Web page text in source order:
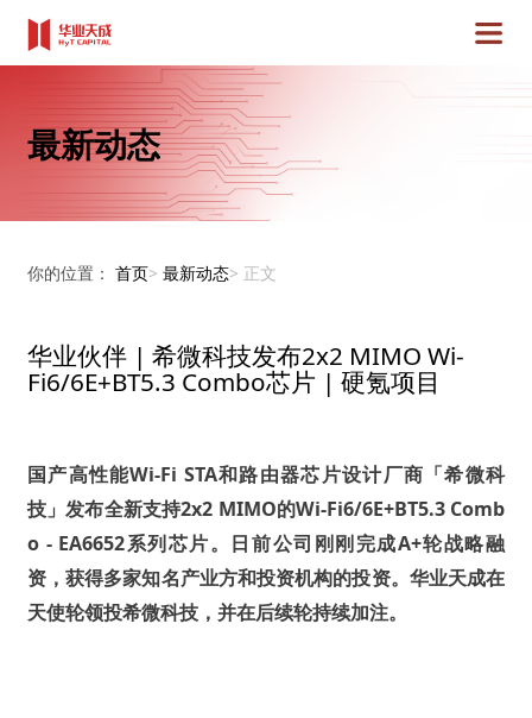
最新动态
你的位置： 首页> 最新动态> 正文
华业伙伴 | 希微科技发布2x2 MIMO Wi-
Fi6/6E+BT5.3 Combo芯片 | 硬氪项目
国产高性能Wi-Fi STA和路由器芯片设计厂商「希微科
技」发布全新支持2x2 MIMO的Wi-Fi6/6E+BT5.3 Comb
o - EA6652系列芯片。日前公司刚刚完成A+轮战略融
资，获得多家知名产业方和投资机构的投资。华业天成在
天使轮领投希微科技，并在后续轮持续加注。